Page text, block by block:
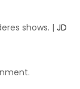
shows. | JD